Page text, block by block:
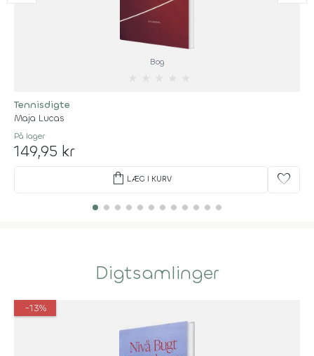
Bog
Tennisdigte
Maja Lucas
På lager
149,95 kr
shopping_bag LÆG I KURV favorite
Digtsamlinger
-13%